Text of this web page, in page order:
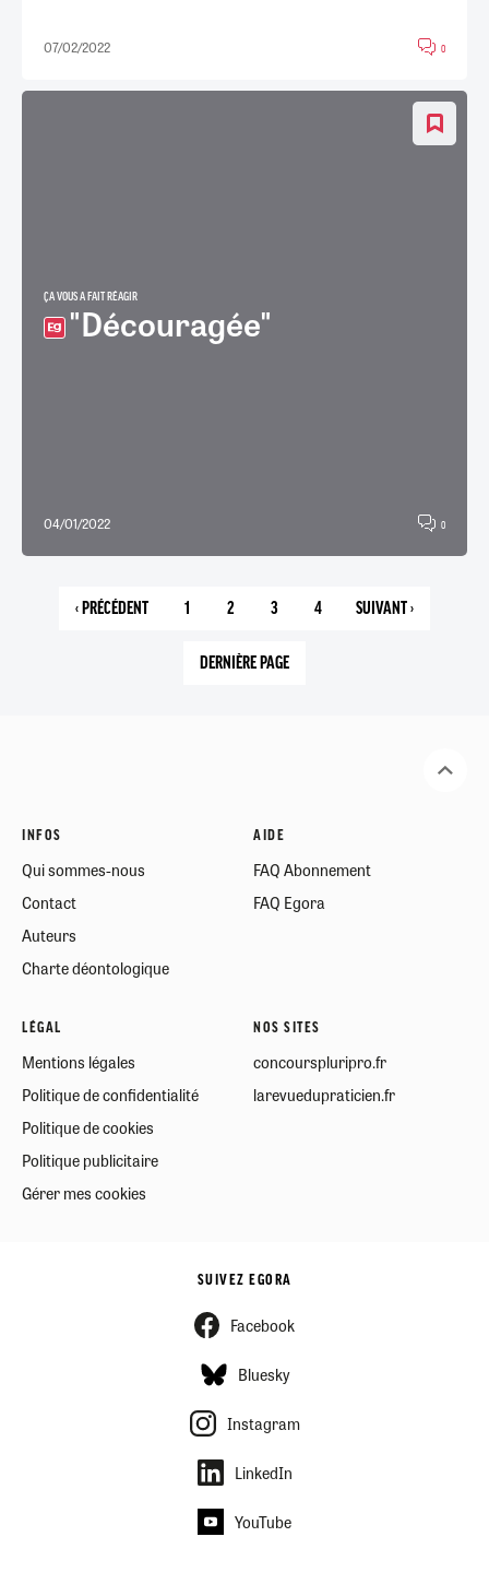
07/02/2022 0
ÇA VOUS A FAIT RÉAGIR
"Découragée"
04/01/2022 0
PAGE
‹ PRÉCÉDENT PAGE
1 PAGE
2
PAGE
3 PAGE
4
PAGE
SUIVANT ›
DERNIÈRE PAGE
4
INFOS
Qui sommes-nous
Contact
Auteurs
Charte déontologique
AIDE
FAQ Abonnement
FAQ Egora
LÉGAL
Mentions légales
Politique de confidentialité
Politique de cookies
Politique publicitaire
Gérer mes cookies
NOS SITES
concourspluripro.fr
larevuedupraticien.fr
SUIVEZ EGORA
Facebook
Bluesky
Instagram
LinkedIn
YouTube